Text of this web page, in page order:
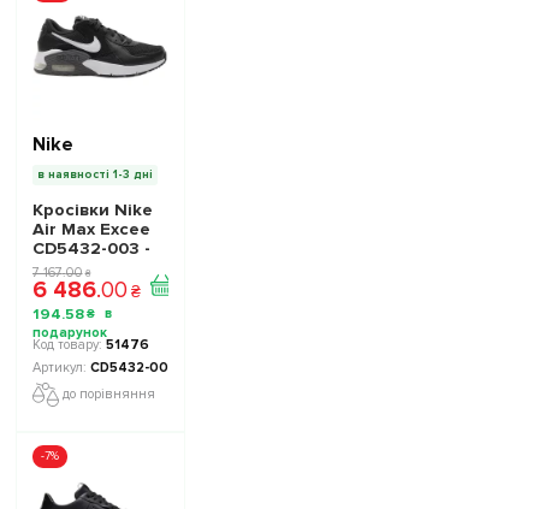
Nike
в наявності 1-3 дні
Кросівки Nike
Air Max Excee
CD5432-003 -
Офіційна
Продукція
7 167.00 ₴
6 486.00 ₴
194.58 ₴
51476
CD5432-003
до порівняння
-7%